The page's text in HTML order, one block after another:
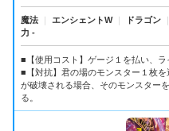
魔法 ｜ エンシェントW ｜ ドラゴン ｜
力 -
■【使用コスト】ゲージ１を払い、ラ
■【対抗】君の場のモンスター１枚
が破壊される場合、そのモンスター
る。